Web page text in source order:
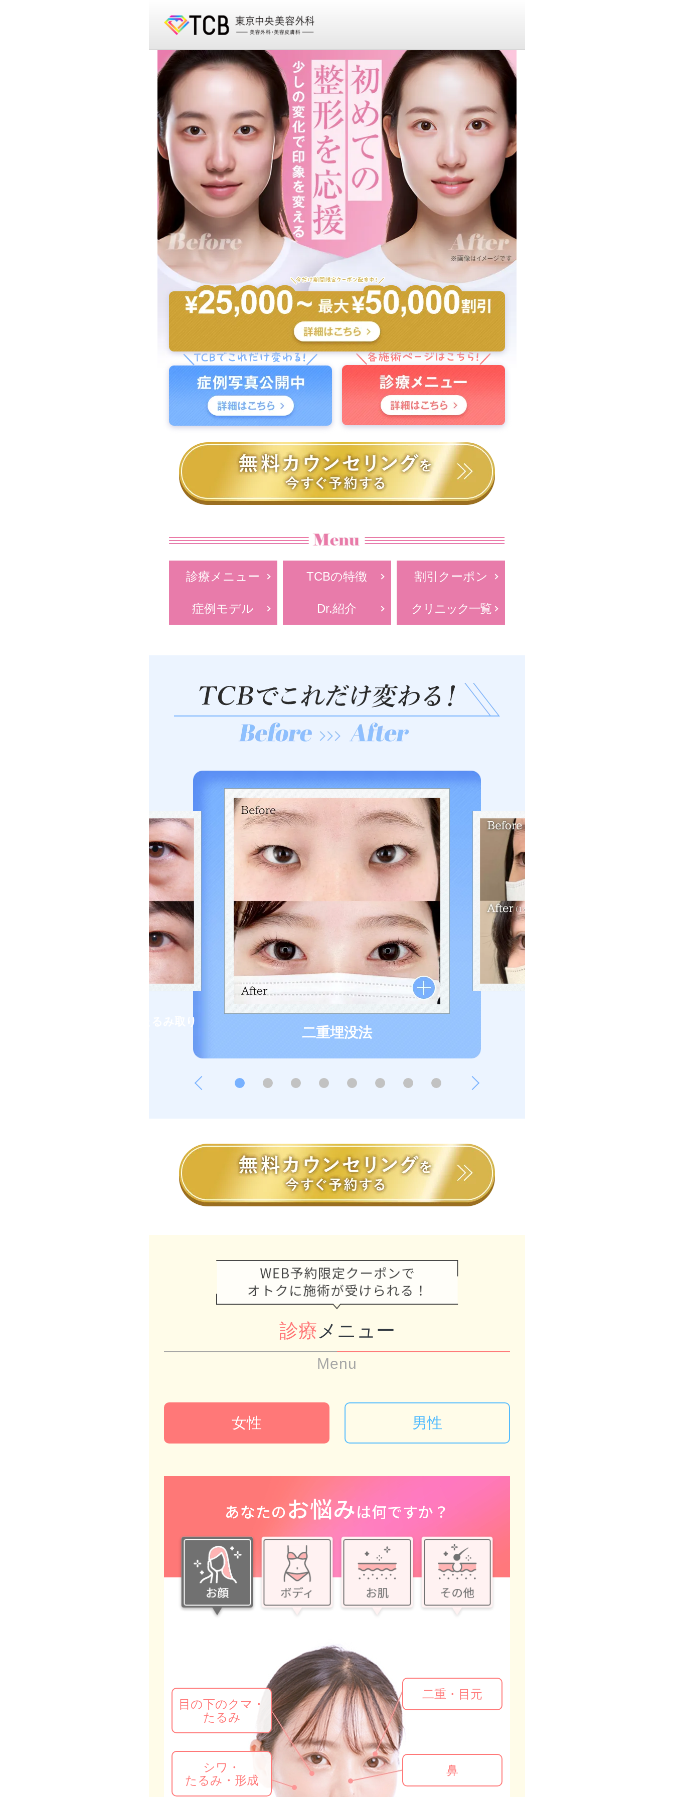
診療メニュー TCBの特徴 割引クーポン
症例モデル Dr.紹介 クリニック一覧
切開法による目の下のたるみ取り
二重埋没法
診療 メニュー
Menu
女性 男性
あなたのお悩みは何ですか？
二重・目元
目の下のクマ・
たるみ
シワ・
たるみ・形成
鼻
ほくろ・
イボ除去